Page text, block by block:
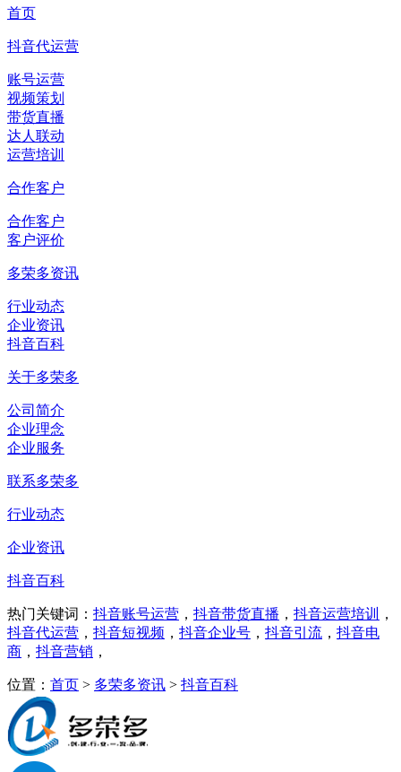
首页
抖音代运营
账号运营
视频策划
带货直播
达人联动
运营培训
合作客户
合作客户
客户评价
多荣多资讯
行业动态
企业资讯
抖音百科
关于多荣多
公司简介
企业理念
企业服务
联系多荣多
行业动态
企业资讯
抖音百科
热门关键词： 抖音账号运营 ， 抖音带货直播 ， 抖音运营培训
，
抖音代运营 ， 抖音短视频 ， 抖音企业号 ， 抖音引流 ， 抖音电
商 ， 抖音营销 ，
位置： 首页 > 多荣多资讯 > 抖音百科